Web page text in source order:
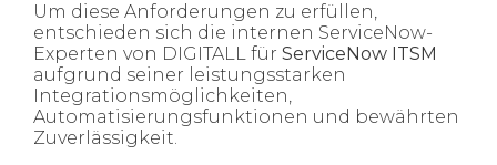
Um diese Anforderungen zu erfüllen,
entschieden sich die internen ServiceNow-
Experten von DIGITALL für ServiceNow ITSM
aufgrund seiner leistungsstarken
Integrationsmöglichkeiten,
Automatisierungsfunktionen und bewährten
Zuverlässigkeit.